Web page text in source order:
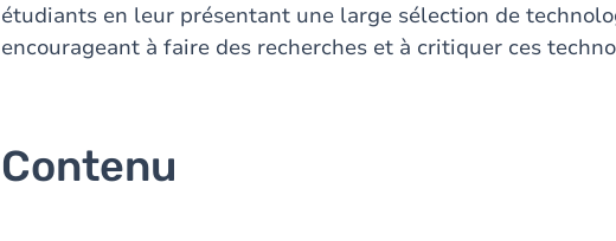
étudiants en leur présentant une large sélection de
encourageant à faire des recherches et à critiquer ces
Contenu